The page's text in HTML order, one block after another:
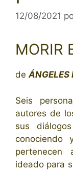
12/08/2021
MORIR
deÁNGELES
Seis
autores de
sus
conociendo
pertenecen
ideado para